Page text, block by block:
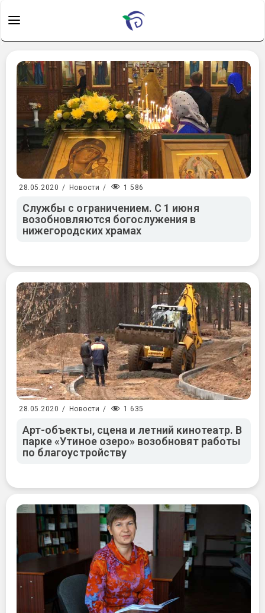
28.05.2020 / Новости / 1 586
Службы с ограничением. С 1 июня
возобновляются богослужения в
нижегородских храмах
28.05.2020 / Новости / 1 635
Арт-объекты, сцена и летний кинотеатр. В
парке «Утиное озеро» возобновят работы
по благоустройству